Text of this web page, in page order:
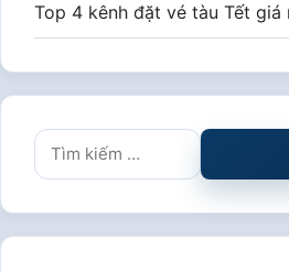
Top 4 kênh đặt vé tàu Tết giá
Tìm
kiếm